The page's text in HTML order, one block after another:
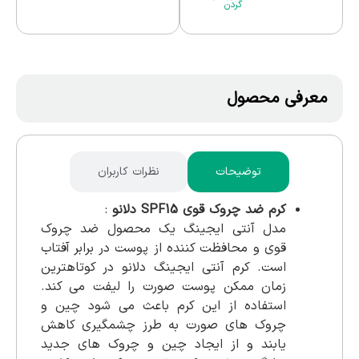
گردن
معرفی محصول
توضیحات نظرات کاربران
کرم ضد چروک قوی SPF15 دلانو
:
مدل آنتی ایجینگ یک محصول ضد چروک
قوی و محافظت کننده از پوست در برابر آفتاب
است. کرم آنتی ایجینگ دلانو در کوتاهترین
زمان ممکن پوست صورت را لیفت می کند.
استفاده از این کرم باعث می شود چین و
چروک های صورت به طرز چشمگیری کاهش
یابند و از ایجاد چین و چروک های جدید